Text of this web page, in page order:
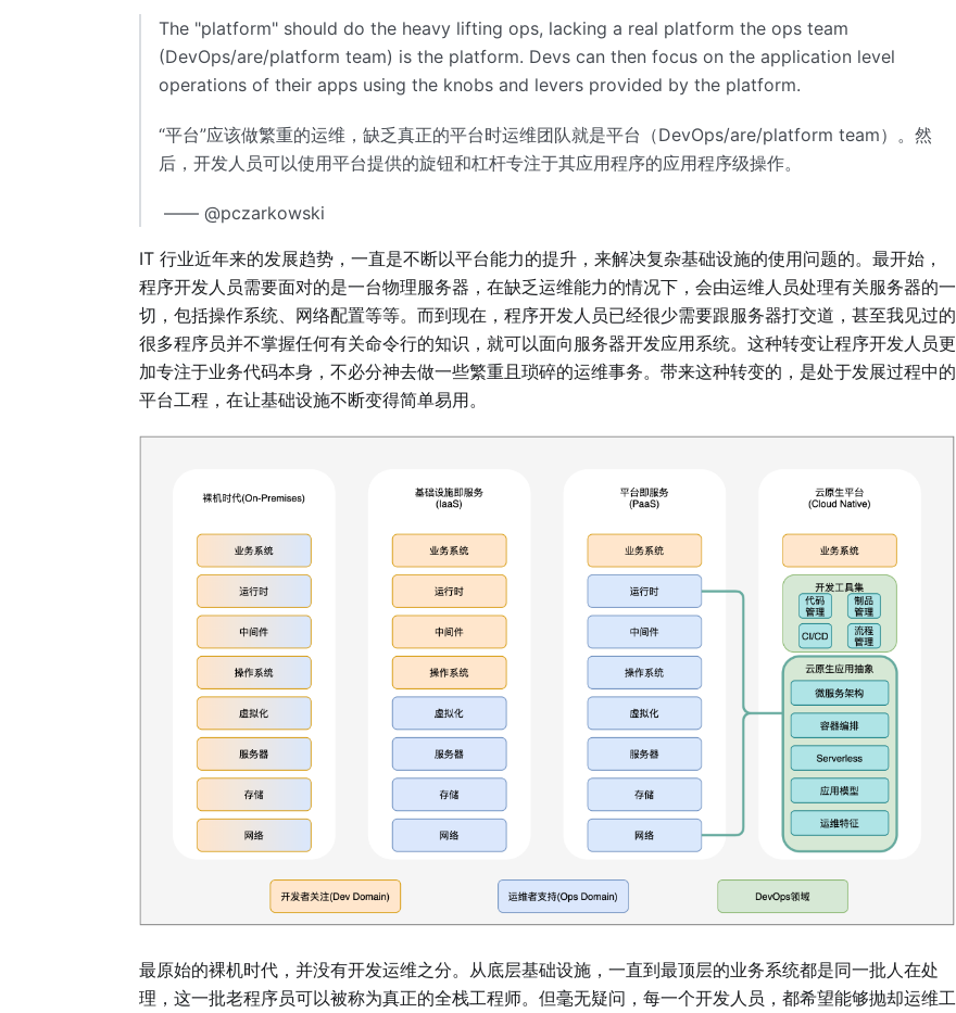
The "platform" should do the heavy lifting ops, lacking a real platform the ops team
(DevOps/are/platform team) is the platform. Devs can then focus on the application level
operations of their apps using the knobs and levers provided by the platform.
“平台”应该做繁重的运维，缺乏真正的平台时运维团队就是平台（DevOps/are/platform team）。然
后，开发人员可以使用平台提供的旋钮和杠杆专注于其应用程序的应用程序级操作。
​ —— @pczarkowski
IT 行业近年来的发展趋势，一直是不断以平台能力的提升，来解决复杂基础设施的使用问题的。最开始，
程序开发人员需要面对的是一台物理服务器，在缺乏运维能力的情况下，会由运维人员处理有关服务器的一
切，包括操作系统、网络配置等等。而到现在，程序开发人员已经很少需要跟服务器打交道，甚至我见过的
很多程序员并不掌握任何有关命令行的知识，就可以面向服务器开发应用系统。这种转变让程序开发人员更
加专注于业务代码本身，不必分神去做一些繁重且琐碎的运维事务。带来这种转变的，是处于发展过程中的
平台工程，在让基础设施不断变得简单易用。
最原始的裸机时代，并没有开发运维之分。从底层基础设施，一直到最顶层的业务系统都是同一批人在处
理，这一批老程序员可以被称为真正的全栈工程师。但毫无疑问，每一个开发人员，都希望能够抛却运维工